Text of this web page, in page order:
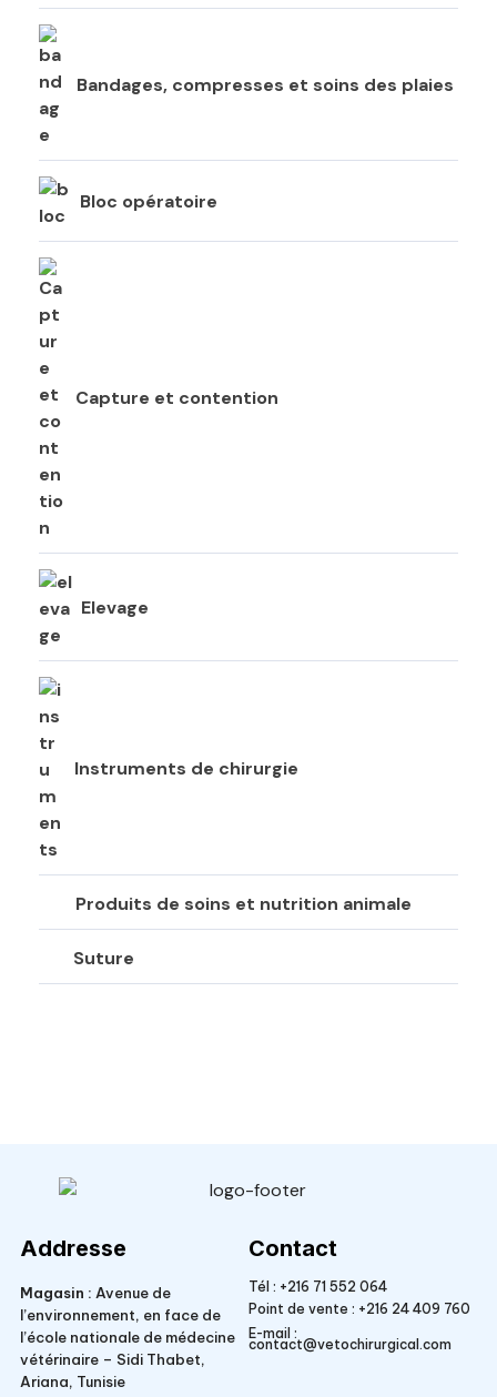
Bandages, compresses et soins des plaies
Bloc opératoire
Capture et contention
Elevage
Instruments de chirurgie
Produits de soins et nutrition animale
Suture
Addresse
Magasin : Avenue de
l’environnement, en face de
l’école nationale de médecine
vétérinaire – Sidi Thabet,
Ariana, Tunisie
Contact
Tél : +216 71 552 064
Point de vente : +216 24 409 760
E-mail :
contact@vetochirurgical.com